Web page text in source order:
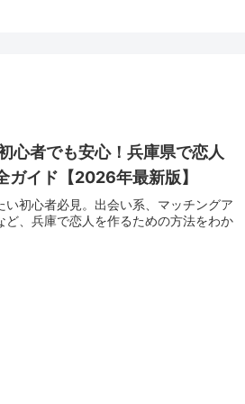
心者でも安心！兵庫県で恋人
ガイド【2026年最新版】
い初心者必見。出会い系、マッチングア
ど、兵庫で恋人を作るための方法をわか